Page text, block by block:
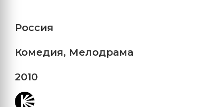
Россия
Комедия, Мелодрама
2010